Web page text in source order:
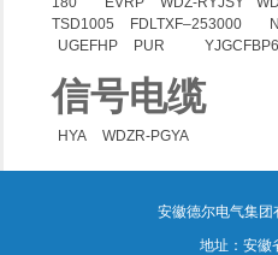
TSD1005
FDLTXF–253000
UGEFHP
PUR
信号电缆
HYA WDZR-PGYA
安徽德尔电气集
地址：安徽